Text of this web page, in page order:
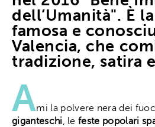
dell’Umanità". È
famosa e
Valencia, che
tradizione, satira
Ami la polvere nera dei
giganteschi, lefeste popolari